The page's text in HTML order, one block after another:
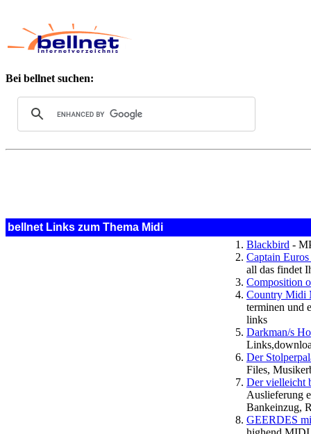
Bei bellnet suchen:
bellnet Links zum Thema Midi
Blackbird -
Captain
all das findet
Composition
Country Midi
terminen und
links
Darkman/s
Der
Files,
Der vielleicht
Auslieferung
Bankeinzug,
GEERDES